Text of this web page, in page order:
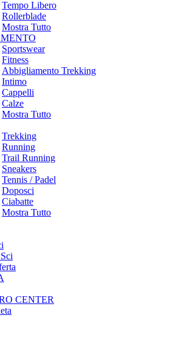
Tempo Libero
Rollerblade
Mostra Tutto
Sportswear
Fitness
Abbigliamento Trekking
Intimo
Cappelli
Calze
Mostra Tutto
Trekking
Running
Trail Running
Sneakers
Tennis / Padel
Doposci
Ciabatte
Mostra Tutto
CENTER